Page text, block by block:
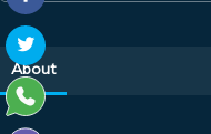
About